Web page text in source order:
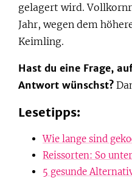
gelagert wird.
Jahr, wegen dem
Keimling.
Hast du eine Frage,
Antwort wünschst?
Lesetipps:
Wie lange sind
Reissorten: So
5 gesunde